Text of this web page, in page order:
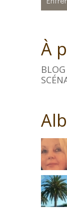
À